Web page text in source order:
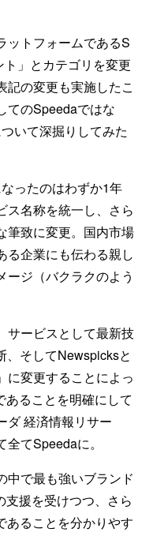
ットフォームであるS
」とカテゴリを変更
記の変更も実施したこ
てのSpeedaではな
いて深掘りしてみた
ったのはわずか1年
ス名称を統一し、さら
筆致に変更。国内市場
る企業にも伝わる親し
ージ（バクラクのよう
サービスとして最新技
、そしてNewspicksと
に変更することによっ
ることを明確にして
ダ 経済情報リサー
てSpeedaに。
中で最も強いブランド
援を受けつつ、さら
あることを分かりやす